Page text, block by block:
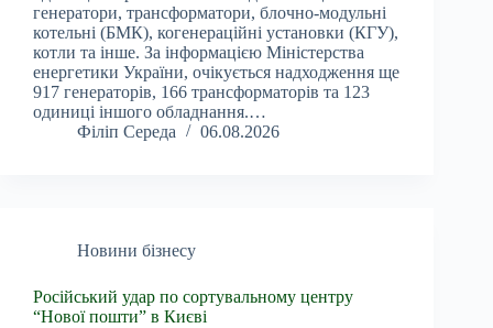
генератори, трансформатори, блочно-модульні
котельні (БМК), когенераційні установки (КГУ),
котли та інше. За інформацією Міністерства
енергетики України, очікується надходження ще
917 генераторів, 166 трансформаторів та 123
одиниці іншого обладнання.…
Філіп Середа
06.08.2026
Новини бізнесу
Російський удар по сортувальному центру
“Нової пошти” в Києві